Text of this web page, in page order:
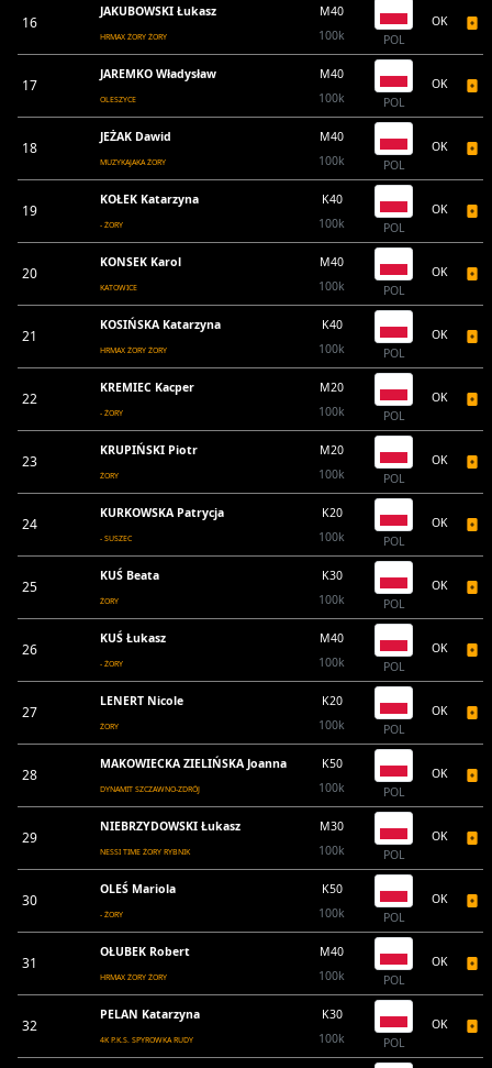
16
JAKUBOWSKI Łukasz
HRMAX ŻORY ŻORY
M40
100k
POL
OK
17
JAREMKO Władysław
OLESZYCE
M40
100k
POL
OK
18
JEŻAK Dawid
MUZYKAJAKA ŻORY
M40
100k
POL
OK
19
KOŁEK Katarzyna
- ŻORY
K40
100k
POL
OK
20
KONSEK Karol
KATOWICE
M40
100k
POL
OK
21
KOSIŃSKA Katarzyna
HRMAX ŻORY ŻORY
K40
100k
POL
OK
22
KREMIEC Kacper
- ŻORY
M20
100k
POL
OK
23
KRUPIŃSKI Piotr
ŻORY
M20
100k
POL
OK
24
KURKOWSKA Patrycja
- SUSZEC
K20
100k
POL
OK
25
KUŚ Beata
ŻORY
K30
100k
POL
OK
26
KUŚ Łukasz
- ŻORY
M40
100k
POL
OK
27
LENERT Nicole
ŻORY
K20
100k
POL
OK
28
MAKOWIECKA ZIELIŃSKA Joanna
DYNAMIT SZCZAWNO-ZDRÓJ
K50
100k
POL
OK
29
NIEBRZYDOWSKI Łukasz
NESSI TIME ŻORY RYBNIK
M30
100k
POL
OK
30
OLEŚ Mariola
- ŻORY
K50
100k
POL
OK
31
OŁUBEK Robert
HRMAX ŻORY ŻORY
M40
100k
POL
OK
32
PELAN Katarzyna
4K P.K.S. SPYROWKA RUDY
K30
100k
POL
OK